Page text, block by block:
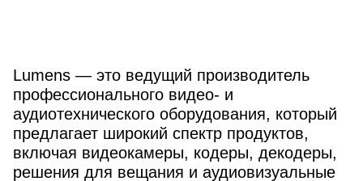
Lumens — это ведущий производитель
профессионального видео- и
аудиотехнического оборудования, который
предлагает широкий спектр продуктов,
включая видеокамеры, кодеры, декодеры,
решения для вещания и аудиовизуальные